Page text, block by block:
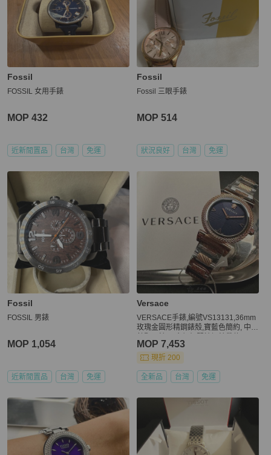
Fossil
FOSSIL 女用手錶
MOP 432
近新閒置品 台灣 免運
Fossil
Fossil 三眼手錶
MOP 514
狀況良好 台灣 免運
Fossil
FOSSIL 男錶
MOP 1,054
近新閒置品 台灣 免運
Versace
VERSACE手錶,編號VS13131,36mm
玫瑰金圓形精鋼錶殼,寶藍色簡約, 中二
MOP 7,453
現折 200
全新品 台灣 免運